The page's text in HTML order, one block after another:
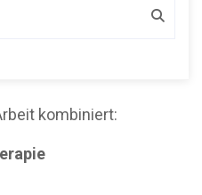
– mit einem
kombiniert: